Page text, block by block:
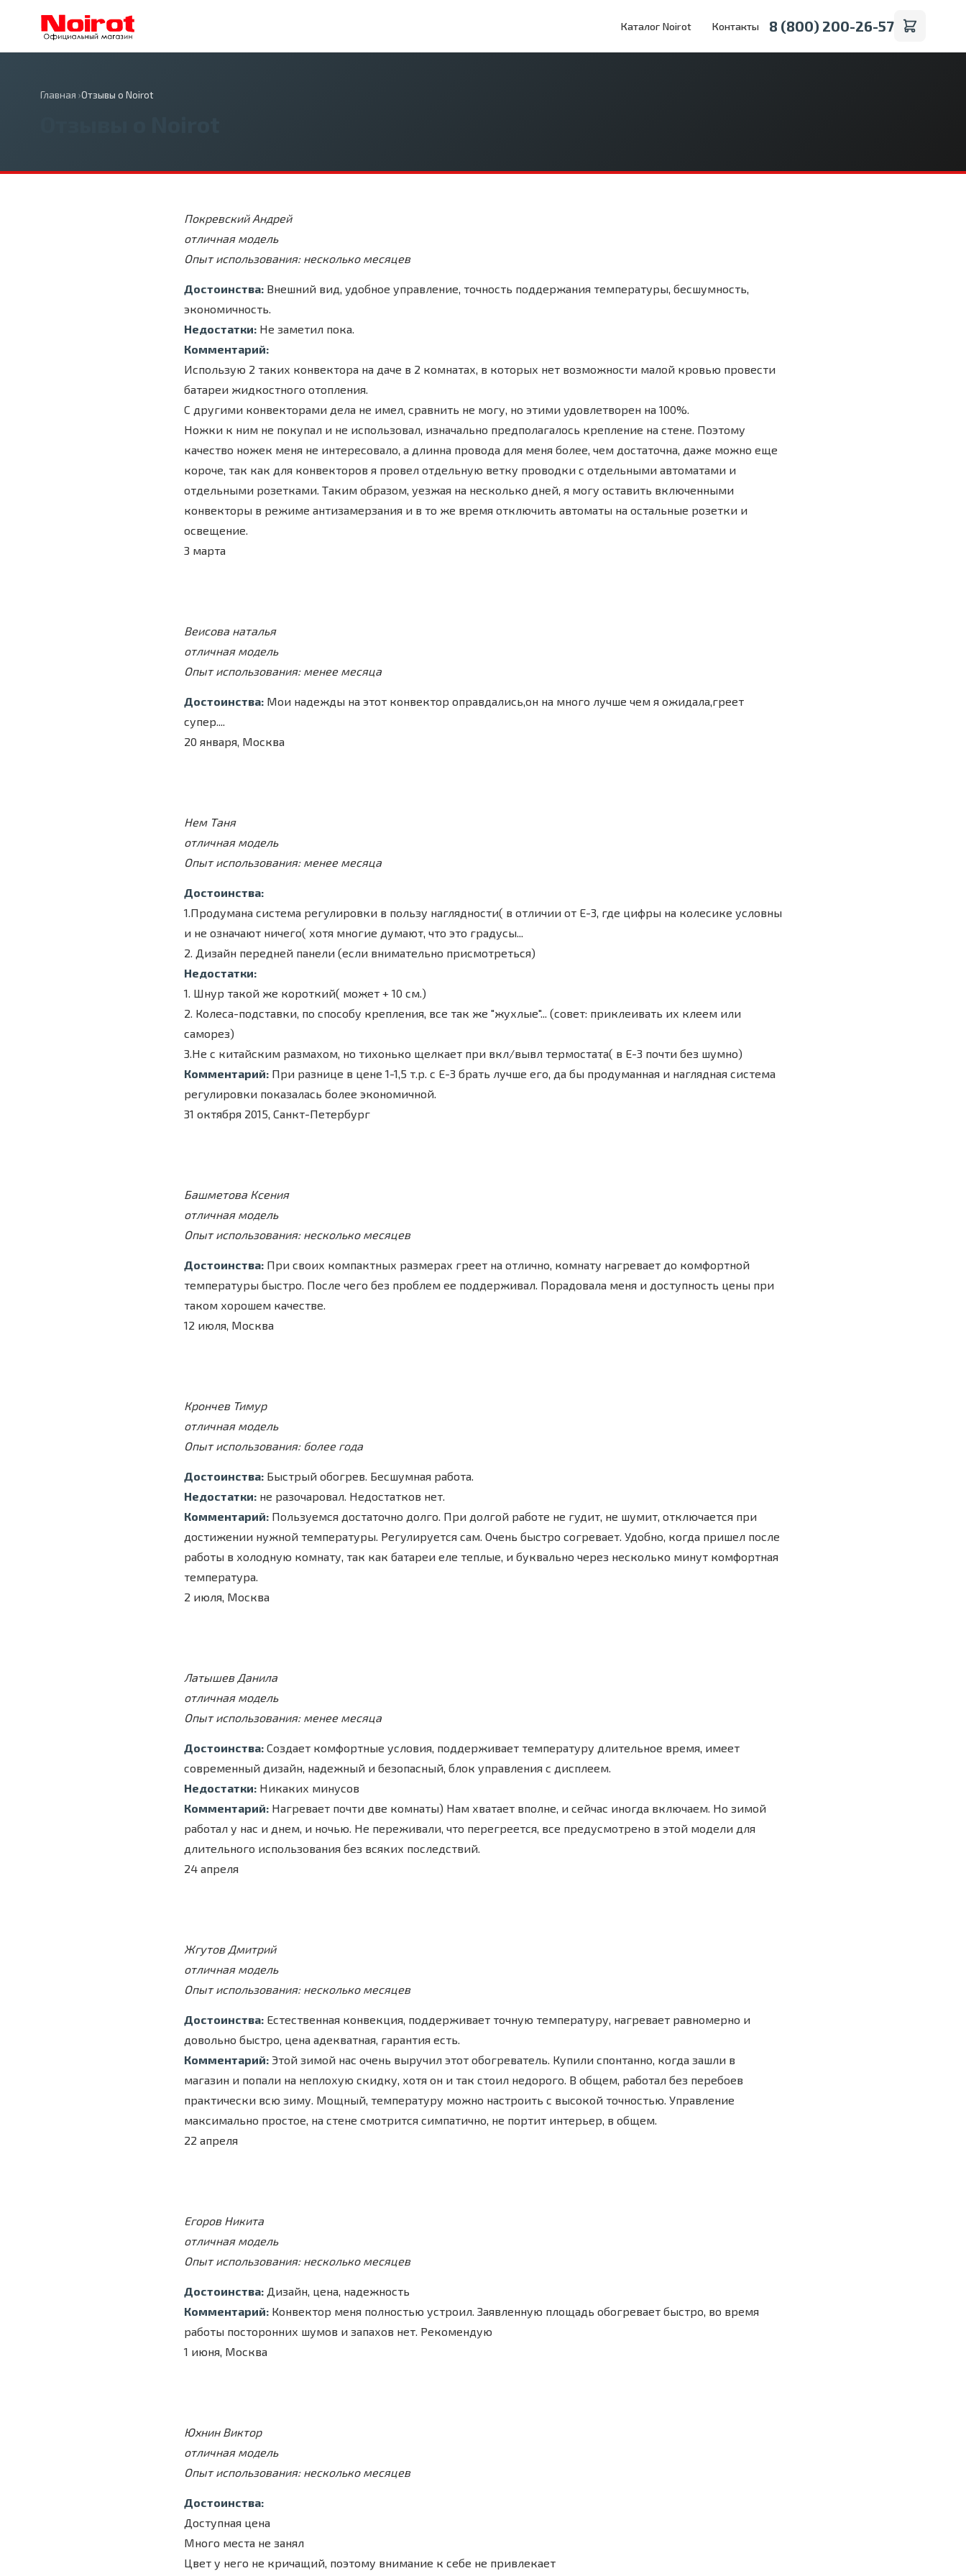
Каталог Noirot Контакты 8 (800) 200-26-57
Главная ›Отзывы о Noirot
Покревский Андрей
отличная модель
Опыт использования: несколько месяцев
Достоинства: Внешний вид, удобное управление, точность поддержания температуры, бесшумность,
экономичность.
Недостатки: Не заметил пока.
Комментарий:
Использую 2 таких конвектора на даче в 2 комнатах, в которых нет возможности малой кровью провести
батареи жидкостного отопления.
С другими конвекторами дела не имел, сравнить не могу, но этими удовлетворен на 100%.
Ножки к ним не покупал и не использовал, изначально предполагалось крепление на стене. Поэтому
качество ножек меня не интересовало, а длинна провода для меня более, чем достаточна, даже можно еще
короче, так как для конвекторов я провел отдельную ветку проводки с отдельными автоматами и
отдельными розетками. Таким образом, уезжая на несколько дней, я могу оставить включенными
конвекторы в режиме антизамерзания и в то же время отключить автоматы на остальные розетки и
освещение.
3 марта
Веисова наталья
отличная модель
Опыт использования: менее месяца
Достоинства: Мои надежды на этот конвектор оправдались,он на много лучше чем я ожидала,греет
супер....
20 января, Москва
Нем Таня
отличная модель
Опыт использования: менее месяца
Достоинства:
1.Продумана система регулировки в пользу наглядности( в отличии от Е-3, где цифры на колесике условны
и не означают ничего( хотя многие думают, что это градусы...
2. Дизайн передней панели (если внимательно присмотреться)
Недостатки:
1. Шнур такой же короткий( может + 10 см.)
2. Колеса-подставки, по способу крепления, все так же "жухлые"... (совет: приклеивать их клеем или
саморез)
3.Не с китайским размахом, но тихонько щелкает при вкл/вывл термостата( в Е-3 почти без шумно)
Комментарий: При разнице в цене 1-1,5 т.р. с Е-3 брать лучше его, да бы продуманная и наглядная система
регулировки показалась более экономичной.
31 октября 2015, Санкт-Петербург
Башметова Ксения
отличная модель
Опыт использования: несколько месяцев
Достоинства: При своих компактных размерах греет на отлично, комнату нагревает до комфортной
температуры быстро. После чего без проблем ее поддерживал. Порадовала меня и доступность цены при
таком хорошем качестве.
12 июля, Москва
Крончев Тимур
отличная модель
Опыт использования: более года
Достоинства: Быстрый обогрев. Бесшумная работа.
Недостатки: не разочаровал. Недостатков нет.
Комментарий: Пользуемся достаточно долго. При долгой работе не гудит, не шумит, отключается при
достижении нужной температуры. Регулируется сам. Очень быстро согревает. Удобно, когда пришел после
работы в холодную комнату, так как батареи еле теплые, и буквально через несколько минут комфортная
температура.
2 июля, Москва
Латышев Данила
отличная модель
Опыт использования: менее месяца
Достоинства: Создает комфортные условия, поддерживает температуру длительное время, имеет
современный дизайн, надежный и безопасный, блок управления с дисплеем.
Недостатки: Никаких минусов
Комментарий: Нагревает почти две комнаты) Нам хватает вполне, и сейчас иногда включаем. Но зимой
работал у нас и днем, и ночью. Не переживали, что перегреется, все предусмотрено в этой модели для
длительного использования без всяких последствий.
24 апреля
Жгутов Дмитрий
отличная модель
Опыт использования: несколько месяцев
Достоинства: Естественная конвекция, поддерживает точную температуру, нагревает равномерно и
довольно быстро, цена адекватная, гарантия есть.
Комментарий: Этой зимой нас очень выручил этот обогреватель. Купили спонтанно, когда зашли в
магазин и попали на неплохую скидку, хотя он и так стоил недорого. В общем, работал без перебоев
практически всю зиму. Мощный, температуру можно настроить с высокой точностью. Управление
максимально простое, на стене смотрится симпатично, не портит интерьер, в общем.
22 апреля
Егоров Никита
отличная модель
Опыт использования: несколько месяцев
Достоинства: Дизайн, цена, надежность
Комментарий: Конвектор меня полностью устроил. Заявленную площадь обогревает быстро, во время
работы посторонних шумов и запахов нет. Рекомендую
1 июня, Москва
Юхнин Виктор
отличная модель
Опыт использования: несколько месяцев
Достоинства:
Доступная цена
Много места не занял
Цвет у него не кричащий, поэтому внимание к себе не привлекает